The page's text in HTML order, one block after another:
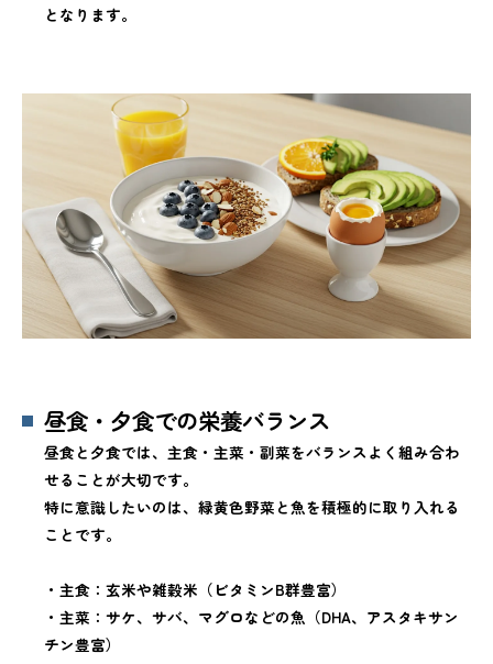
となります。
昼食・夕食での栄養バランス
昼食と夕食では、主食・主菜・副菜をバランスよく組み合わ
せることが大切です。
特に意識したいのは、緑黄色野菜と魚を積極的に取り入れる
ことです。
・主食：玄米や雑穀米（ビタミンB群豊富）
・主菜：サケ、サバ、マグロなどの魚（DHA、アスタキサン
チン豊富）